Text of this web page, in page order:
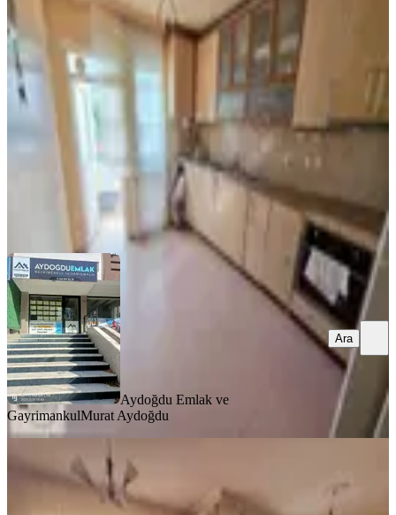
Üzeri 3+1 Daire, 120m² Asansörlü
Merkez, Bahçelievler Mahallesi
3+1
·06.08.2026
4.250.000 ₺
Aydoğdu Emlak ve Gayrimankul Murat Aydoğdu
Aydoğdu Emlak ve
GayrimankulMurat Aydoğdu
Ara
Akkent Celilkırı Tokide Satılık 3+1
Ara Kat Daire